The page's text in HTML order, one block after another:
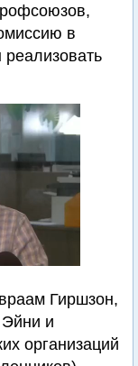
в
Гиршзон,
и
организаций